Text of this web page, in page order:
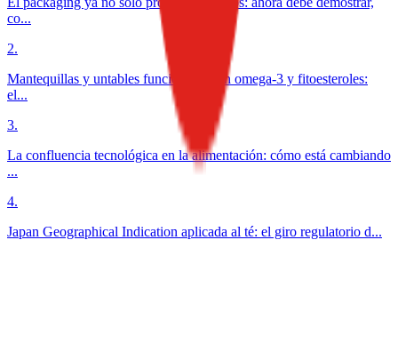
co...
2.
Mantequillas y untables funcionales con omega-3 y fitoesteroles:
el...
3.
La confluencia tecnológica en la alimentación: cómo está cambiando
...
4.
Japan Geographical Indication aplicada al té: el giro regulatorio d...